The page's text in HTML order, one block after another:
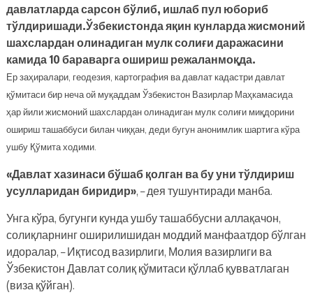
давлатларда сарсон бўлиб, ишлаб пул юбориб
тўлдиришади.Ўзбекистонда яқин кунларда жисмоний
шахслардан олинадиган мулк солиғи даражасини
камида 10 бараварга ошириш режаланмоқда.
Ер заҳиралари, геодезия, картография ва давлат кадастри давлат
қўмитаси бир неча ой муқаддам Ўзбекистон Вазирлар Маҳкамасида
ҳар йили жисмоний шахслардан олинадиган мулк солиғи миқдорини
ошириш ташаббуси билан чиққан, деди бугун анонимлик шартига кўра
ушбу Қўмита ходими.
«Давлат хазинаси бўшаб қолган ва бу уни тўлдириш
усулларидан биридир», – дея тушунтиради манба.
Унга кўра, бугунги кунда ушбу ташаббусни аллақачон,
солиқларнинг оширилишидан моддий манфаатдор бўлган
идоралар, – Иқтисод вазирлиги, Молия вазирлиги ва
Ўзбекистон Давлат солиқ қўмитаси қўллаб қувватлаган
(виза қўйган).